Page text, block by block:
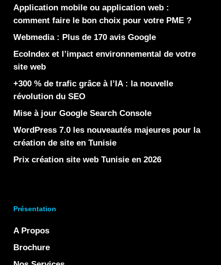
Application mobile ou application web :
comment faire le bon choix pour votre PME ?
Webmedia : Plus de 170 avis Google
EcoIndex et l’impact environnemental de votre
site web
+300 % de trafic grâce à l’IA : la nouvelle
révolution du SEO
Mise à jour Google Search Console
WordPress 7.0 les nouveautés majeures pour la
création de site en Tunisie
Prix création site web Tunisie en 2026
Présentation
A Propos
Brochure